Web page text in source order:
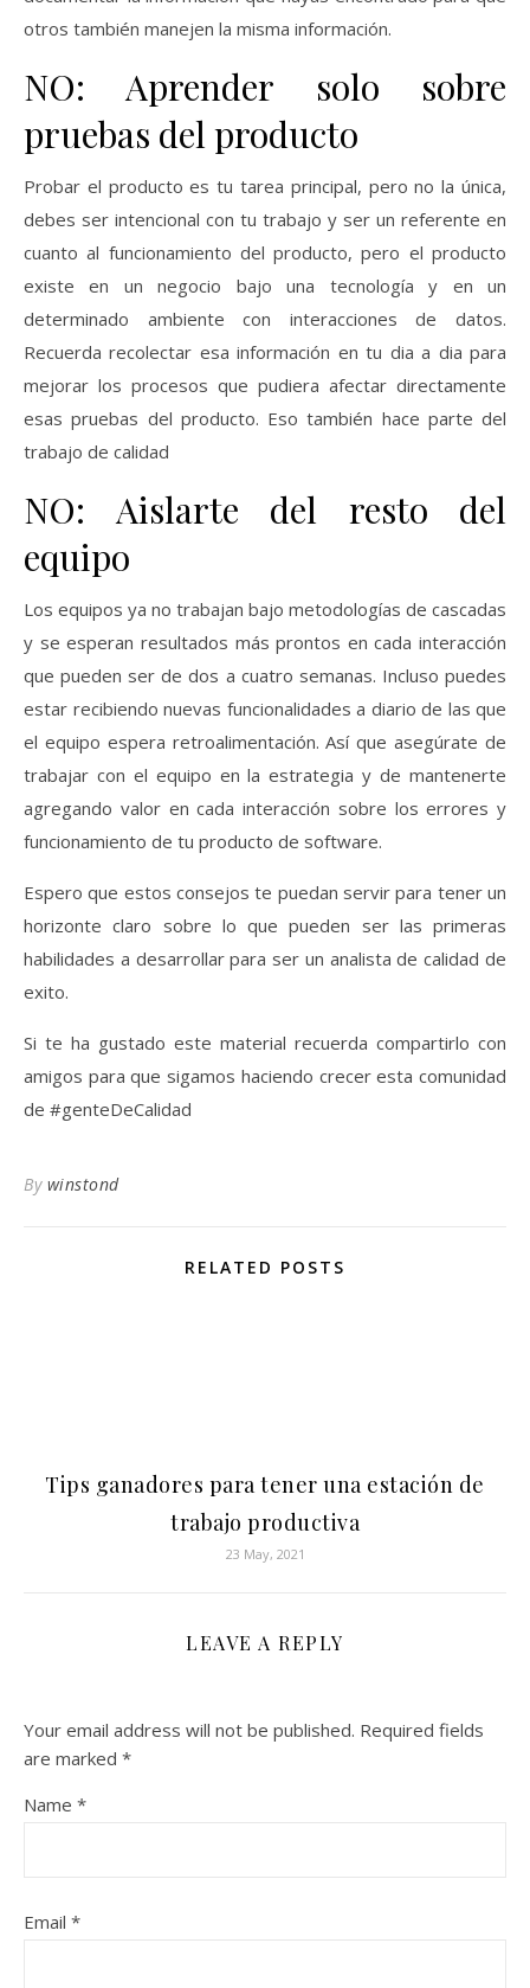
otros también manejen la misma información.
NO: Aprender solo sobre
pruebas del producto
Probar el producto es tu tarea principal, pero no la única,
debes ser intencional con tu trabajo y ser un referente en
cuanto al funcionamiento del producto, pero el producto
existe en un negocio bajo una tecnología y en un
determinado ambiente con interacciones de datos.
Recuerda recolectar esa información en tu dia a dia para
mejorar los procesos que pudiera afectar directamente
esas pruebas del producto. Eso también hace parte del
trabajo de calidad
NO: Aislarte del resto del
equipo
Los equipos ya no trabajan bajo metodologías de cascadas
y se esperan resultados más prontos en cada interacción
que pueden ser de dos a cuatro semanas. Incluso puedes
estar recibiendo nuevas funcionalidades a diario de las que
el equipo espera retroalimentación. Así que asegúrate de
trabajar con el equipo en la estrategia y de mantenerte
agregando valor en cada interacción sobre los errores y
funcionamiento de tu producto de software.
Espero que estos consejos te puedan servir para tener un
horizonte claro sobre lo que pueden ser las primeras
habilidades a desarrollar para ser un analista de calidad de
exito.
Si te ha gustado este material recuerda compartirlo con
amigos para que sigamos haciendo crecer esta comunidad
de #genteDeCalidad
By winstond
RELATED POSTS
Tips ganadores para tener una estación de
trabajo productiva
23 May, 2021
LEAVE A REPLY
Your email address will not be published. Required fields
are marked *
Name *
Email *